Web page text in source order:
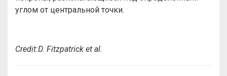
углом от центральной точки.
Credit:D. Fitzpatrick et al.